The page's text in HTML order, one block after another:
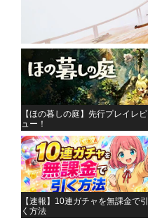
【ほの暮しの庭】先行プレイレビ
ュー！
【速報】10連ガチャを無課金で引
く方法